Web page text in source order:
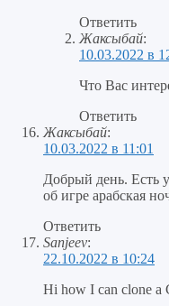
Ответить
Жаксыбай:
10.03.2022 в
Что Вас
Ответить
Жаксыбай:
10.03.2022 в 11:01
Добрый день. Есть
об игре арабская
Ответить
Sanjeev:
22.10.2022 в 10:24
Hi how I can clone a